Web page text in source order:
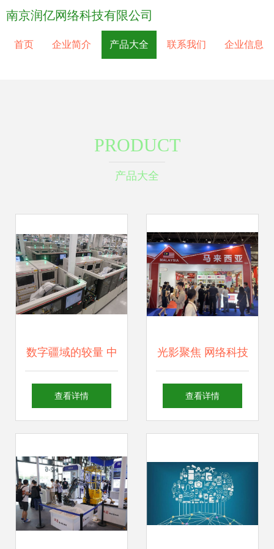
南京润亿网络科技有限公司
首页 企业简介 产品大全 联系我们 企业信息
PRODUCT
产品大全
数字疆域的较量 中
国高科技领域自主
略博弈
查看详情
光影聚焦 网络科技
开发的无限可能
查看详情